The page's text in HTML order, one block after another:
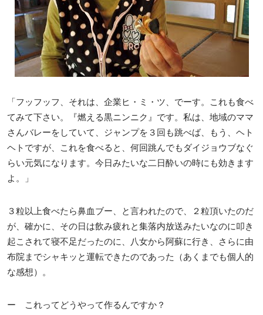
「フッフッフ、それは、企業ヒ・ミ・ツ、でーす。これも食べ
てみて下さい。『燃える黒ニンニク』です。私は、地域のママ
さんバレーをしていて、ジャンプを３回も跳べば、もう、ヘト
ヘトですが、これを食べると、何回跳んでもダイジョウブなぐ
らい元気になります。今日みたいな二日酔いの時にも効きます
よ。」
３粒以上食べたら鼻血ブー、と言われたので、２粒頂いたのだ
が、確かに、その日は飲み疲れと集落内放送みたいなのに叩き
起こされて寝不足だったのに、八女から阿蘇に行き、さらに由
布院までシャキッと運転できたのであった（あくまでも個人的
な感想）。
ー これってどうやって作るんですか？